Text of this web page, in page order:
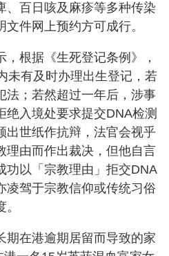
、百日咳及麻疹等多种传染
件网上预约方可成行。
根据《生死登记条例》，
未有及时办理出生登记，若
法；若然超过一年后，涉事
绝入境处要求提交DNA检测
出世纸作抗辩，法官会视乎
理由而作出裁决，但他自言
功以「宗教理由」拒交DNA
凌驾于宗教信仰或传统习俗
期在港逾期居留而导致的家